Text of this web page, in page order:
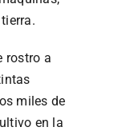
rostro a
miles de
en la